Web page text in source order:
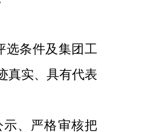
选条件及集团工
真实、具有代表
示、严格审核把